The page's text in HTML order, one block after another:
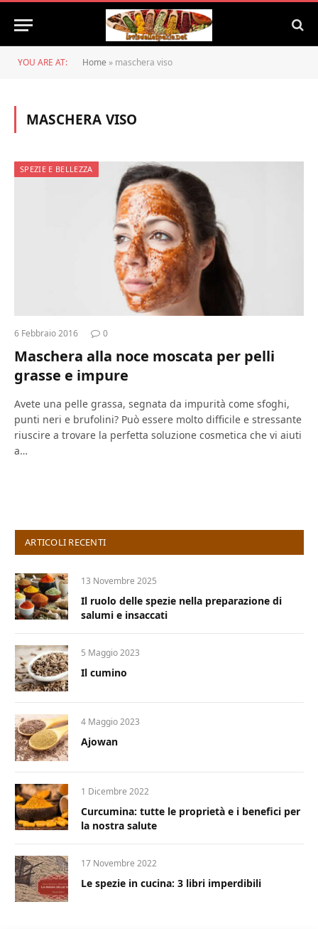
YOU ARE AT: Home » maschera viso
MASCHERA VISO
SPEZIE E BELLEZZA
6 Febbraio 2016 0
Maschera alla noce moscata per pelli
grasse e impure
Avete una pelle grassa, segnata da impurità come sfoghi,
punti neri e brufolini? Può essere molto difficile e stressante
riuscire a trovare la perfetta soluzione cosmetica che vi aiuti
a…
ARTICOLI RECENTI
13 Novembre 2025
Il ruolo delle spezie nella preparazione di
salumi e insaccati
5 Maggio 2023
Il cumino
4 Maggio 2023
Ajowan
1 Dicembre 2022
Curcumina: tutte le proprietà e i benefici per
la nostra salute
17 Novembre 2022
Le spezie in cucina: 3 libri imperdibili